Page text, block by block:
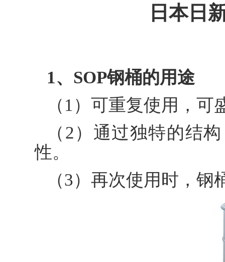
日本日
1、SOP钢桶的用途
（1）可重复使用，
（2）通过独特的结
性。
（3）再次使用时，